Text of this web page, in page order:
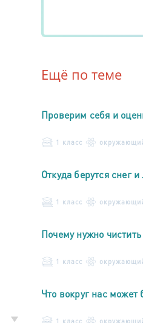
Ещё по теме
Проверим себя и
1 класс
Откуда берутся снег
1 класс
Почему нужно
1 класс
Что вокруг нас
1 класс